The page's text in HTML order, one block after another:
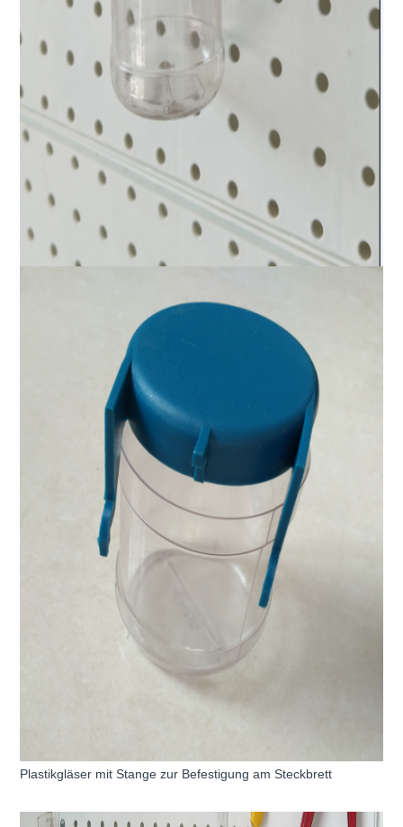
Plastikgläser mit Stange zur Befestigung am Steckbrett